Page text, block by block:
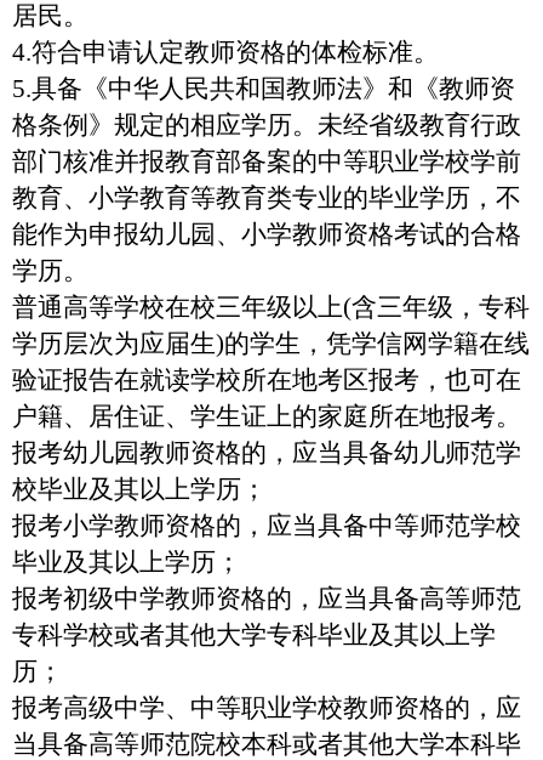
居民。
4.符合申请认定教师资格的体检标准。
5.具备《中华人民共和国教师法》和《教师资
格条例》规定的相应学历。未经省级教育行政
部门核准并报教育部备案的中等职业学校学前
教育、小学教育等教育类专业的毕业学历，不
能作为申报幼儿园、小学教师资格考试的合格
学历。
普通高等学校在校三年级以上(含三年级，专科
学历层次为应届生)的学生，凭学信网学籍在线
验证报告在就读学校所在地考区报考，也可在
户籍、居住证、学生证上的家庭所在地报考。
报考幼儿园教师资格的，应当具备幼儿师范学
校毕业及其以上学历；
报考小学教师资格的，应当具备中等师范学校
毕业及其以上学历；
报考初级中学教师资格的，应当具备高等师范
专科学校或者其他大学专科毕业及其以上学
历；
报考高级中学、中等职业学校教师资格的，应
当具备高等师范院校本科或者其他大学本科毕